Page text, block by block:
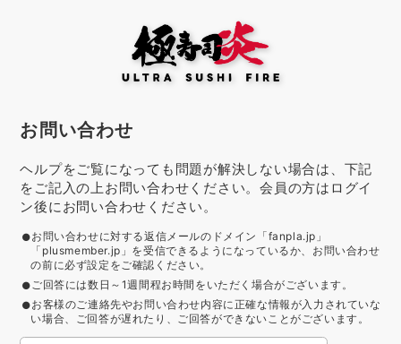
お問い合わせ
ヘルプをご覧になっても問題が解決しない場合は、下記
をご記入の上お問い合わせください。会員の方はログイ
ン後にお問い合わせください。
お問い合わせに対する返信メールのドメイン「fanpla.jp」
「plusmember.jp」を受信できるようになっているか、お問い合わせ
の前に必ず設定をご確認ください。
ご回答には数日～1週間程お時間をいただく場合がございます。
お客様のご連絡先やお問い合わせ内容に正確な情報が入力されていな
い場合、ご回答が遅れたり、ご回答ができないことがございます。